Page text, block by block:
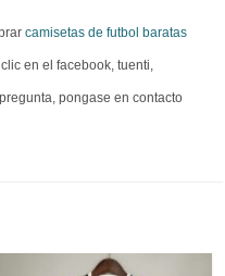
camisetas de futbol baratas
en el facebook, tuenti,
pongase en contacto